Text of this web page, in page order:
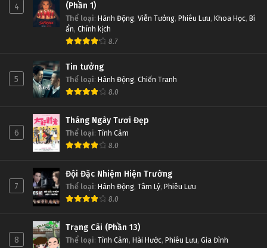
4
(Phần 1)
Thể loại: Hành Động, Viễn Tưởng, Phiêu Lưu, Khoa Học, Bí
ẩn, Chính kịch
8.7
5
Tin tưởng
Thể loại: Hành Động, Chiến Tranh
8.0
6
Tháng Ngày Tươi Đẹp
Thể loại: Tình Cảm
8.0
7
Đội Đặc Nhiệm Hiện Trường
Thể loại: Hành Động, Tâm Lý, Phiêu Lưu
8.0
8
Trạng Cãi (Phần 13)
Thể loại: Tình Cảm, Hài Hước, Phiêu Lưu, Gia Đình